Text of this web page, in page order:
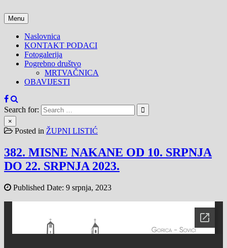
to
content
Menu
Naslovnica
KONTAKT PODACI
Fotogalerija
Pogrebno društvo
MRTVAČNICA
OBAVIJESTI
Search for:
×
Posted in ŽUPNI LISTIĆ
382. MISNE NAKANE OD 10. SRPNJA
DO 22. SRPNJA 2023.
Published Date: 9 srpnja, 2023